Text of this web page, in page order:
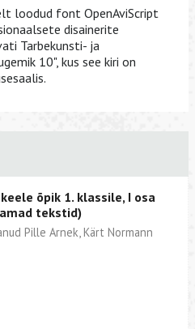
loodud font OpenAviScript
disainerite
Tarbekunsti- ja
10", kus see kiri on
õpik 1. klassile, I osa
tekstid)
Pille Arnek, Kärt Normann